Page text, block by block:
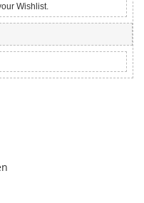
Wishlist.